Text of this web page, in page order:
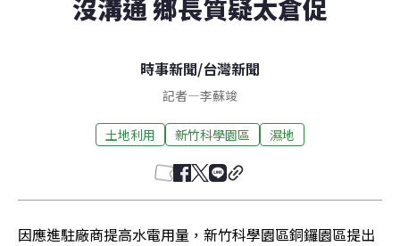
沒溝通 鄉長質疑太倉促
時事新聞/台灣新聞
記者—李蘇竣
土地利用 新竹科學園區 濕地
因應進駐廠商提高水電用量，新竹科學園區銅鑼園區提出